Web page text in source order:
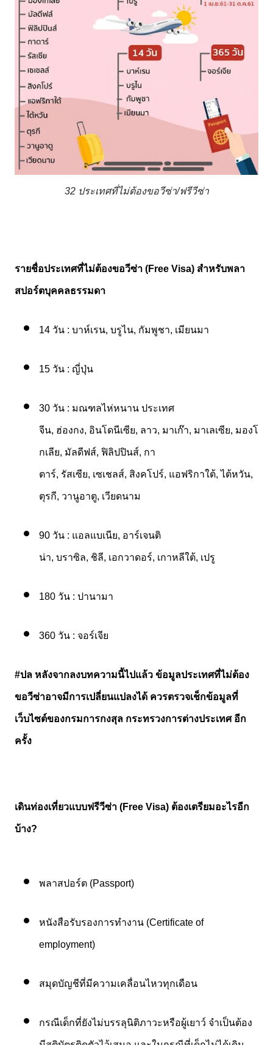
32 ประเทศที่ไม่ต้องขอวีซ่า/ฟรีวีซ่า
รายชื่อประเทศที่ไม่ต้องขอวีซ่า (Free Visa) สำหรับพลา
สปอร์ตบุคคลธรรมดา
14 วัน : บาห์เรน, บรูไน, กัมพูชา, เมียนมา
15 วัน : ญี่ปุ่น
30 วัน : มณฑลไห่หนาน ประเทศ
จีน, ฮ่องกง, อินโดนีเซีย, ลาว, มาเก๊า, มาเลเซีย, มองโ
กเลีย, มัลดีฟส์, ฟิลิปปินส์, กา
ตาร์, รัสเซีย, เซเชลส์, สิงคโปร์, แอฟริกาใต้,ไต้หวัน,
ตุรกี, วานูอาตู, เวียดนาม
90 วัน : แอลแบเนีย, อาร์เจนติ
น่า, บราซิล, ชิลี, เอกวาดอร์, เกาหลีใต้, เปรู
180 วัน : ปานามา
360 วัน : จอร์เจีย
#ปล หลังจากลงบทความนี้ไปแล้ว ข้อมูลประเทศที่ไม่ต้อง
ขอวีซ่าอาจมีการเปลี่ยนแปลงได้ ควรตรวจเช็กข้อมูลที่
เว็บไซต์ของกรมการกงสุล กระทรวงการต่างประเทศ อีก
ครั้ง
เดินท่องเที่ยวแบบฟรีวีซ่า (Free Visa) ต้องเตรียมอะไรอีก
บ้าง?
พลาสปอร์ต (Passport)
หนังสือรับรองการทำงาน (Certificate of
employment)
สมุดบัญชีที่มีความเคลื่อนไหวทุกเดือน
กรณีเด็กที่ยังไม่บรรลุนิติภาวะหรือผู้เยาว์ จำเป็นต้อง